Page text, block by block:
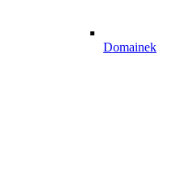
Domainek